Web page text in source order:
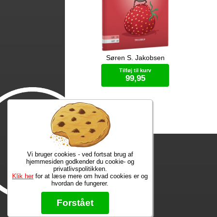
Ole er sulten. Der er lækker mad i
Oles køkken. Men Ole kan lugte
noget rigtig godt.
Bog (hardcover)
Søren S. Jakobsen
Tilføj til kurv
99,95
er
Vi bruger cookies - ved fortsat brug af
hjemmesiden godkender du cookie- og
privatlivspolitikken.
Klik herfor at læse mere om hvad cookies er og
hvordan de fungerer.
Forstået